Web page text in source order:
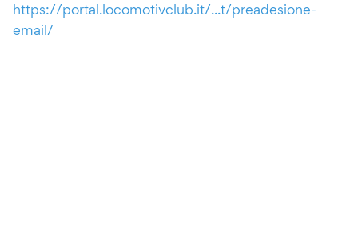
https://portal.locomotivclub.it/...t/preadesione-
email/